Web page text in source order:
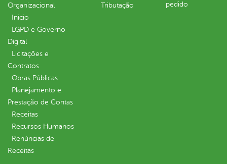
Organizacional
Inicio
LGPD e Governo
Digital
Licitações e
Contratos
Obras Públicas
Planejamento e
Prestação de Contas
Receitas
Recursos Humanos
Renúncias de
Receitas
Tributação
pedido